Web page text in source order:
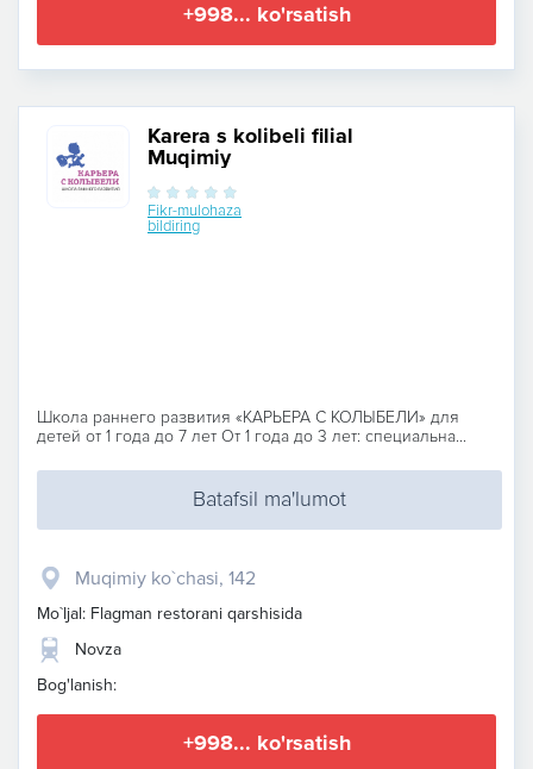
+998... ko'rsatish
Karera s kolibeli filial
Muqimiy
Fikr-mulohaza
bildiring
Школа раннего развития «КАРЬЕРА С КОЛЫБЕЛИ» для
детей от 1 года до 7 лет От 1 года до 3 лет: специальна...
Batafsil ma'lumot
Muqimiy ko`chasi, 142
Mo`ljal: Flagman restorani qarshisida
Novza
Bog'lanish:
+998... ko'rsatish